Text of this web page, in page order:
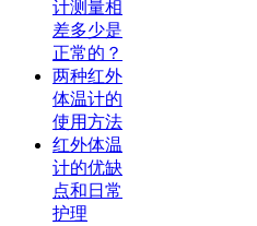
计测量相
差多少是
正常的？
两种红外
体温计的
使用方法
红外体温
计的优缺
点和日常
护理